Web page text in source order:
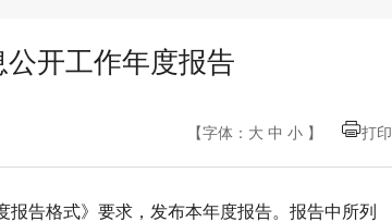
开工作年度报告
【字体： 大 中 小 】 打印
告格式》要求，发布本年度报告。报告中所列